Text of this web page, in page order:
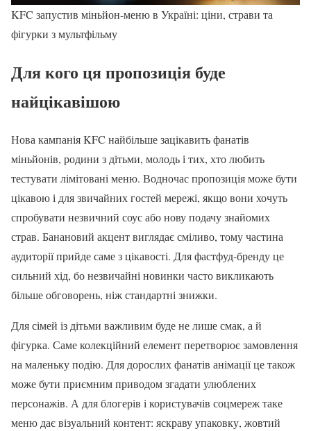
KFC запустив міньйон-меню в Україні: ціни, страви та
фігурки з мультфільму
Для кого ця пропозиція буде
найцікавішою
Нова кампанія KFC найбільше зацікавить фанатів
міньйонів, родини з дітьми, молодь і тих, хто любить
тестувати лімітовані меню. Водночас пропозиція може бути
цікавою і для звичайних гостей мережі, якщо вони хочуть
спробувати незвичний соус або нову подачу знайомих
страв. Банановий акцент виглядає сміливо, тому частина
аудиторії прийде саме з цікавості. Для фастфуд-бренду це
сильний хід, бо незвичайні новинки часто викликають
більше обговорень, ніж стандартні знижки.
Для сімей із дітьми важливим буде не лише смак, а й
фігурка. Саме колекційний елемент перетворює замовлення
на маленьку подію. Для дорослих фанатів анімації це також
може бути приємним приводом згадати улюблених
персонажів. А для блогерів і користувачів соцмереж таке
меню дає візуальний контент: яскраву упаковку, жовтий